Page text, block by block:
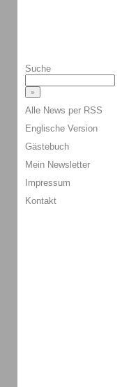
Suche
Alle News per RSS
Englische Version
Gästebuch
Mein Newsletter
Impressum
Kontakt